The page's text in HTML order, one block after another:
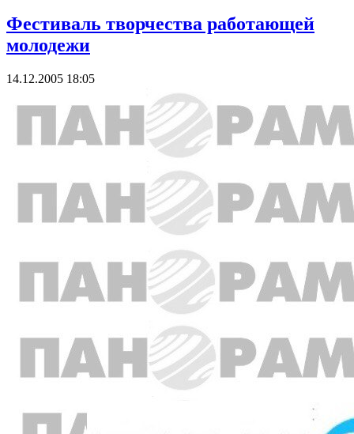
Фестиваль творчества работающей
молодежи
14.12.2005 18:05